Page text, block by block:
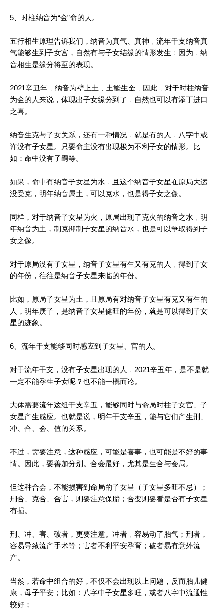
5、时柱纳音为“金”命的人。
五行相生原理告诉我们，纳音为真气、真神，流年干支纳音真
气能够生到子女宫，自然有与子女结缘的情形发生；因为，纳
音相生是缘分将至的表现。
2021辛丑年，纳音为壁上土，土能生金，因此，对于时柱纳音
为金的人来说，体现出子女缘分到了，自然也可以有添丁进口
之喜。
纳音生克与子女关系，还有一种情况，就是有的人，八字中或
许没有子女星。只要命主没有出现极为不利子女的情形。比
如：命中没有子嗣等。
如果，命中有纳音子女星为水，且这个纳音子女星在原局大运
没受克，明年纳音属土，可以克水，也是得子女之像。
同样，对于纳音子女星为火，原局出现了克火的纳音之水，明
年纳音为土，制克抑制子女星的纳音水，也是可以争取得到子
女之像。
对于原局没有子女星，纳音子女星有生又有克的人，得到子女
的年份，往往是纳音子女星来临的年份。
比如，原局子女星为土，且原局有对纳音子女星有克又有生的
人，明年庚子，是纳音子女星健旺的年份，就是可以得到子女
星的迹象。
6、流年干支能够同时感应到子女星、宫的人。
对于流年干支，没有子女星出现的人，2021辛丑年，是不是就
一定不能孕生子女呢？也不能一概而论。
大体需要流年这组干支辛丑，能够同时与命局时柱子女宫、子
女星产生感应。也就是说，明年干支辛丑，能与它们产生刑、
冲、合、会、值的关系。
不过，需要注意，这种感应，可能是喜事，也可能是不好的事
情。因此，要善加分别。合会最好，尤其是生合与会局。
但这种合会，不能损害到命局的子女星（子女星多旺不忌）；
刑合、克合、合害，则要注意保胎；合变则要看是否有子女星
有损。
刑、冲、害、破者，更要注意。冲者，容易动了胎气；刑者，
容易导致流产手术等；害者不利平安孕育；破者易有意外流
产。
当然，若命中组合的好，不仅不会出现以上问题，反而胎儿健
康，母子平安；比如：八字中子女星多旺，或者八字中流通性
较好；